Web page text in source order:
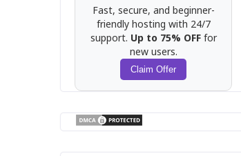
Fast, secure, and beginner-
friendly hosting with 24/7
support. Up to 75% OFFfor
new users.
Claim Offer